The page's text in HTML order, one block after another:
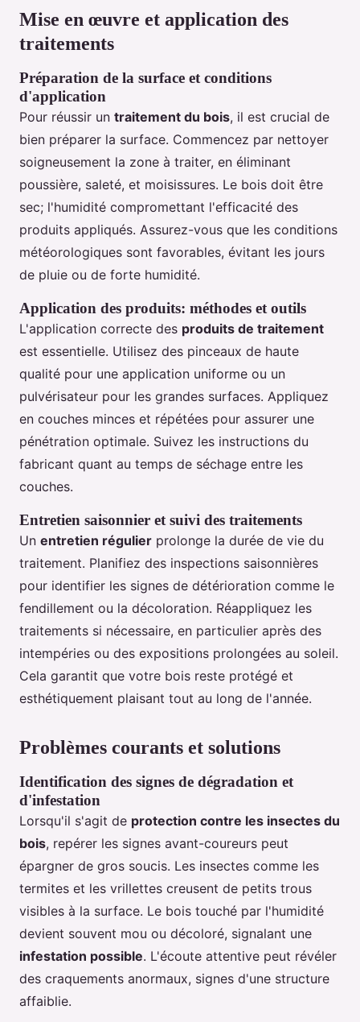
Mise en œuvre et application des
traitements
Préparation de la surface et conditions
d'application
Pour réussir un traitement du bois, il est crucial de
bien préparer la surface. Commencez par nettoyer
soigneusement la zone à traiter, en éliminant
poussière, saleté, et moisissures. Le bois doit être
sec; l'humidité compromettant l'efficacité des
produits appliqués. Assurez-vous que les conditions
météorologiques sont favorables, évitant les jours
de pluie ou de forte humidité.
Application des produits: méthodes et outils
L'application correcte des produits de traitement
est essentielle. Utilisez des pinceaux de haute
qualité pour une application uniforme ou un
pulvérisateur pour les grandes surfaces. Appliquez
en couches minces et répétées pour assurer une
pénétration optimale. Suivez les instructions du
fabricant quant au temps de séchage entre les
couches.
Entretien saisonnier et suivi des traitements
Un entretien régulier prolonge la durée de vie du
traitement. Planifiez des inspections saisonnières
pour identifier les signes de détérioration comme le
fendillement ou la décoloration. Réappliquez les
traitements si nécessaire, en particulier après des
intempéries ou des expositions prolongées au soleil.
Cela garantit que votre bois reste protégé et
esthétiquement plaisant tout au long de l'année.
Problèmes courants et solutions
Identification des signes de dégradation et
d'infestation
Lorsqu'il s'agit de protection contre les insectes du
bois, repérer les signes avant-coureurs peut
épargner de gros soucis. Les insectes comme les
termites et les vrillettes creusent de petits trous
visibles à la surface. Le bois touché par l'humidité
devient souvent mou ou décoloré, signalant une
infestation possible. L'écoute attentive peut révéler
des craquements anormaux, signes d'une structure
affaiblie.